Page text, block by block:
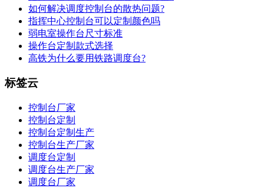
如何解决调度控制台的散热问题?
指挥中心控制台可以定制颜色吗
弱电室操作台尺寸标准
操作台定制款式选择
高铁为什么要用铁路调度台?
标签云
控制台厂家
控制台定制
控制台定制生产
控制台生产厂家
调度台定制
调度台生产厂家
调度台厂家